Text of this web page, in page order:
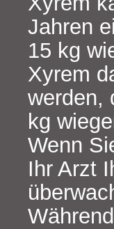
Jahren
15 kg
Xyrem
werden,
kg
Wenn
Ihr Arzt